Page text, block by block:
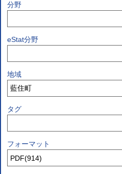
分野
eStat分野
地域
タグ
フォーマット